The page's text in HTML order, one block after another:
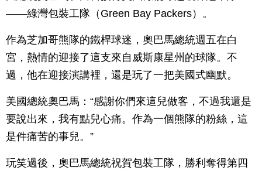
——綠灣包裝工隊（Green Bay Packers）。
作為芝加哥熊隊的鐵桿球迷，奧巴馬總統週五在白
宮，熱情的迎接了這支來自威斯康星州的球隊。不
過，他在迎接演講裡，還是玩了一把美國式幽默。
美國總統奧巴馬：“感謝你們來這兒做客，不過我還是
要說出來，我有點兒心痛。作為一個熊隊的粉絲，這
是件痛苦的事兒。”
玩笑過後，奧巴馬總統祝賀包裝工隊，勝利奪得第四